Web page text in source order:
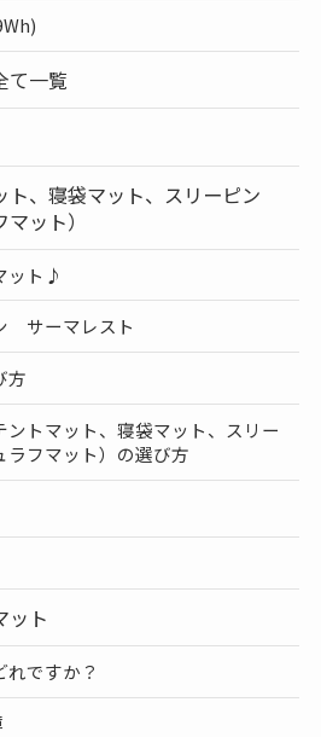
て一覧
ト、寝袋マット、スリーピン
ット）
ット♪
サーマレスト
方
トマット、寝袋マット、スリー
ラフマット）の選び方
ット
れですか？